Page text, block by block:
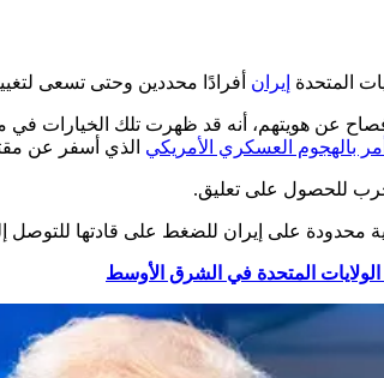
المتحدة إيران أفرادًا محددين وحتى تسعى
عن هويتهم، أنه قد ظهرت تلك الخيارات في
أمر بالهجوم العسكري الأمريكي الذي أسفر عن
للحصول على تعليق.
على إيران للضغط على قادتها للتوصل
المتحدة في الشرق الأوسط